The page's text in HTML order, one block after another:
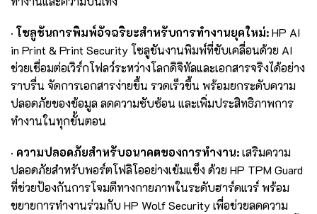
· โซลูชันการพิมพ์อัจฉริยะสำหรับการทำงานยุคใหม่:HP AI
in Print & Print Security โซลูชันงานพิมพ์ที่ขับเคลื่อนด้วย AI
ช่วยเชื่อมต่อเวิร์กโฟลว์ระหว่างโลกดิจิทัลและเอกสารจริงได้อย่าง
ราบรื่น จัดการเอกสารง่ายขึ้น รวดเร็วขึ้น พร้อมยกระดับความ
ปลอดภัยของข้อมูล ลดความซับซ้อน และเพิ่มประสิทธิภาพการ
ทำงานในทุกขั้นตอน
· ความปลอดภัยสำหรับอนาคตของการทำงาน:เสริมความ
ปลอดภัยสำหรับพอร์ตโฟลิโออย่างเข้มแข็ง ด้วย HP TPM Guard
ที่ช่วยป้องกันการโจมตีทางกายภาพในระดับฮาร์ดแวร์ พร้อม
ขยายการทำงานร่วมกับ HP Wolf Security เพื่อช่วยลดความ